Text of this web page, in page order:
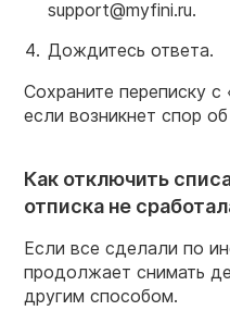
support@myfini.ru.
Дождитесь ответа.
Сохраните переписку
если возникнет спор
Как отключить
отписка не
Если все сделали по
продолжает снимать
другим способом.